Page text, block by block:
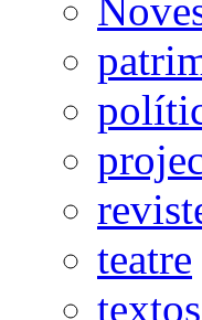
teatre
textos